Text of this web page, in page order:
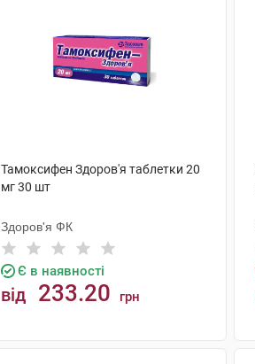
Тамоксифен Здоров'я таблетки 20
мг 30 шт
Здоров'я ФК
Є в наявності
від 233.20 грн